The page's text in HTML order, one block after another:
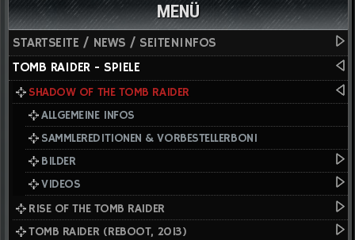
MENÜ
STARTSEITE / NEWS / SEITENINFOS
TOMB RAIDER - SPIELE
SHADOW OF THE TOMB RAIDER
ALLGEMEINE INFOS
SAMMLEREDITIONEN & VORBESTELLERBONI
BILDER
VIDEOS
RISE OF THE TOMB RAIDER
TOMB RAIDER (REBOOT, 2013)